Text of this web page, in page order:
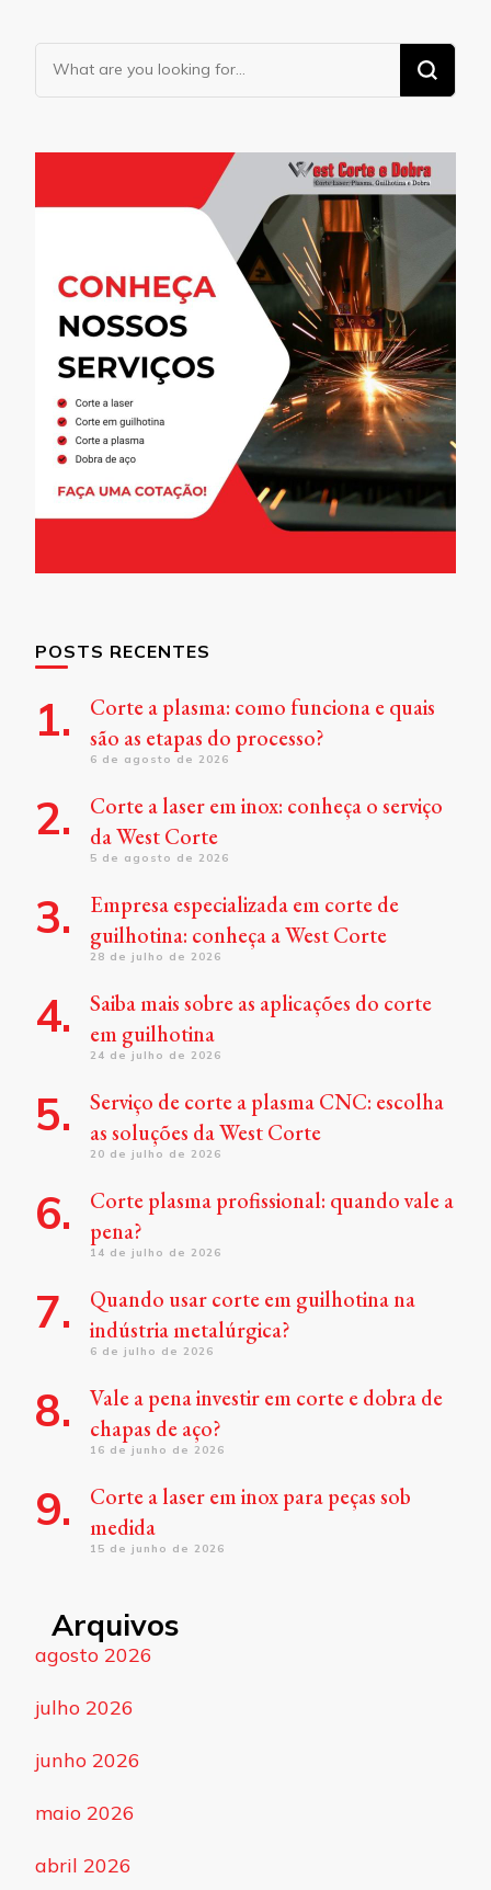
Looking
for
POSTS RECENTES
Corte a plasma: como funciona e quais
são as etapas do processo?
6 de agosto de 2026
Corte a laser em inox: conheça o serviço
da West Corte
5 de agosto de 2026
Empresa especializada em corte de
guilhotina: conheça a West Corte
28 de julho de 2026
Saiba mais sobre as aplicações do corte
em guilhotina
24 de julho de 2026
Serviço de corte a plasma CNC: escolha
as soluções da West Corte
20 de julho de 2026
Corte plasma profissional: quando vale a
pena?
14 de julho de 2026
Quando usar corte em guilhotina na
indústria metalúrgica?
6 de julho de 2026
Vale a pena investir em corte e dobra de
chapas de aço?
16 de junho de 2026
Corte a laser em inox para peças sob
medida
15 de junho de 2026
Arquivos
agosto 2026
julho 2026
junho 2026
maio 2026
abril 2026